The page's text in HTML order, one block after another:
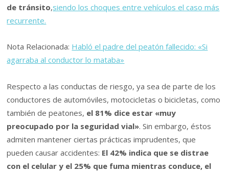
de tránsito,siendo los choques entre vehículos el caso más
recurrente.
Nota Relacionada: Habló el padre del peatón fallecido: «Si
agarraba al conductor lo mataba»
Respecto a las conductas de riesgo, ya sea de parte de los
conductores de automóviles, motocicletas o bicicletas, como
también de peatones, el 81% dice estar «muy
preocupado por la seguridad vial». Sin embargo, éstos
admiten mantener ciertas prácticas imprudentes, que
pueden causar accidentes: El 42% indica que se distrae
con el celular y el 25% que fuma mientras conduce, el